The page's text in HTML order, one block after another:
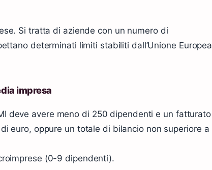
Si tratta di aziende con un numero di
determinati limiti stabiliti dall’Unione Europea
impresa
deve avere meno di 250 dipendenti e un fatturato
euro, oppure un totale di bilancio non superiore a
(0-9 dipendenti).